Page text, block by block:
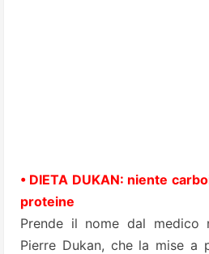
• DIETA DUKAN: niente
proteine
Prende il nome dal medico
Pierre Dukan, che la mise a